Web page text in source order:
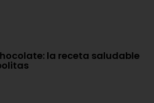
la receta saludable